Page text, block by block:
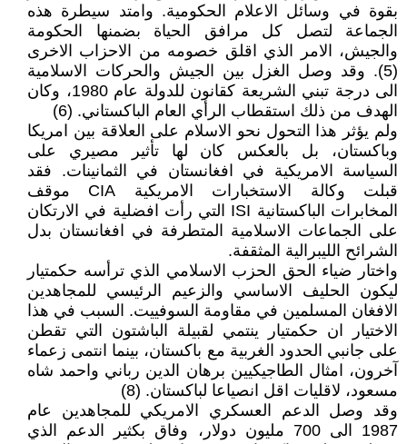
بقوة في وسائل الاعلام الحكومية. وامتد سيطرة هذه
الجماعة لتصل كل مرافق الحياة بضمنها الحكومة
والجيش، الامر الذي اقلق خصومه من الاحزاب الاخرى
(5). وقد وصل الغزل بين الجيش والحركات الاسلامية
الى درجة تبني الشريعة كقانون للدولة عام 1980، وكان
الهدف من ذلك استقطاب الرأي العام الباكستاني. (6)
ولم يؤثر هذا التحول نحو الاسلام على العلاقة بين امريكا
وباكستان، بل بالعكس كان لها تأثير مصيري على
السياسة الامريكية في افغانستان في الثمانينات. فقد
قبلت وكالة الاستخبارات الامريكية CIA موقف
المخابرات الباكستانية ISI التي رأت افضلية في الارتكان
على الجماعات الاسلامية المتطرفة في افغانستان بدل
الشرائح الليبرالية المثقفة.
واختار ضياء الحق الحزب الاسلامي الذي ترأسه حكمتيار
ليكون الحليف الاساسي والزعيم الرئيسي للمجاهدين
الافغان المسلمين في مقاومة السوفييت. السبب في هذا
الاختيار ان حكمتيار ينتمي لقبيلة الباشتون التي تقطن
على جانبي الحدود الغربية مع باكستان، بينما انتمى زعماء
آخرون، امثال الطاجيكيين برهان الدين رباني واحمد شاه
مسعود، لاقليات اقل انصياعا لباكستان. (8)
وقد وصل الدعم العسكري الامريكي للمجاهدين عام
1987 الى 700 مليون دولار، وفاق بكثير الدعم الذي